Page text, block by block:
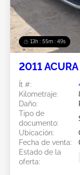
13h : 55m : 46s
2011
Ít #:
Kilometraje:
Daño:
Tipo de
documento:
Ubicación:
Fecha de venta:
Estado de la
oferta: